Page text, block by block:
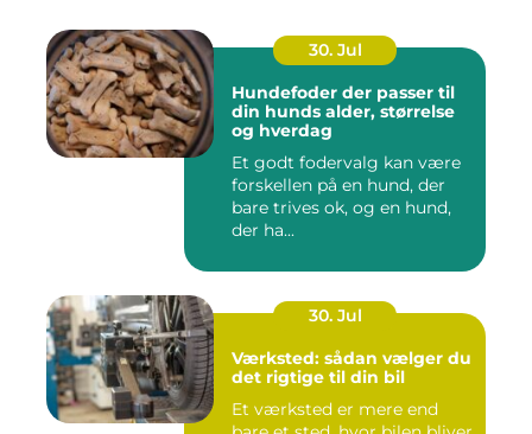
30. Jul
Hundefoder der passer til
din hunds alder, størrelse
og hverdag
Et godt fodervalg kan være
forskellen på en hund, der
bare trives ok, og en hund,
der ha...
30. Jul
Værksted: sådan vælger du
det rigtige til din bil
Et værksted er mere end